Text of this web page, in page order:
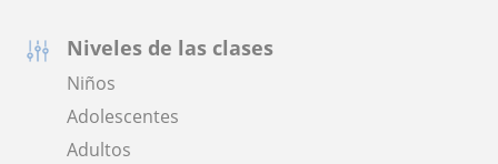
Niveles de las clases
Niños
Adolescentes
Adultos